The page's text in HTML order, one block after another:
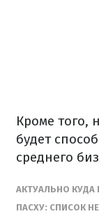
Кроме того,
будет
среднего
АКТУАЛЬНО КУДА
ПАСХУ: СПИСОК